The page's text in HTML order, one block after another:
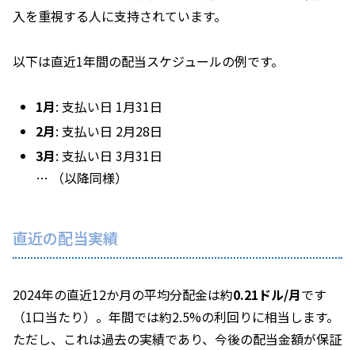
入を重視する人に支持されています。
以下は直近1年間の配当スケジュールの例です。
1月: 支払い日 1月31日
2月: 支払い日 2月28日
3月: 支払い日 3月31日
… （以降同様）
直近の配当実績
2024年の直近12か月の平均分配金は約0.21ドル/月です
（1口当たり）。年間では約2.5%の利回りに相当します。
ただし、これは過去の実績であり、今後の配当金額が保証